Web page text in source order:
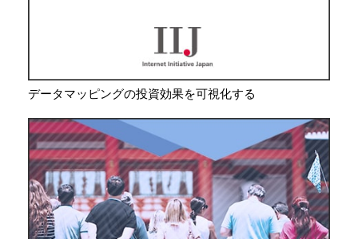
データマッピングの投資効果を可視化する